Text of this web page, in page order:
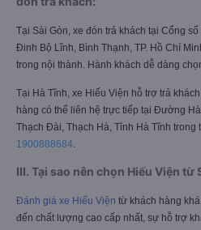
Tại Sài Gòn, xe đón trả khách tại Cổng
Đinh Bộ Lĩnh, Bình Thạnh, TP. Hồ Chí
trong nội thành. Hành khách dễ dàng
Tại Hà Tĩnh, xe Hiếu Viện hỗ trợ trả
hàng có thể liên hệ trực tiếp tại Đường
Thạch Đài, Thạch Hà, Tỉnh Hà Tĩnh trong
1900888684
III. Tại sao nên chọn Hiếu Viện từ
Đánh giá xe Hiếu Viện từ khách hàng
đến chất lượng cao cấp nhất, sự hỗ trợ